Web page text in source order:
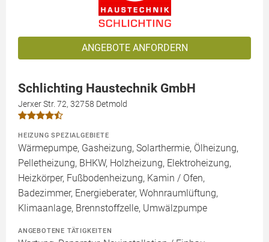
ANGEBOTE ANFORDERN
Schlichting Haustechnik GmbH
Jerxer Str. 72, 32758 Detmold
HEIZUNG SPEZIALGEBIETE
Wärmepumpe, Gasheizung, Solarthermie, Ölheizung,
Pelletheizung, BHKW, Holzheizung, Elektroheizung,
Heizkörper, Fußbodenheizung, Kamin / Ofen,
Badezimmer, Energieberater, Wohnraumlüftung,
Klimaanlage, Brennstoffzelle, Umwälzpumpe
ANGEBOTENE TÄTIGKEITEN